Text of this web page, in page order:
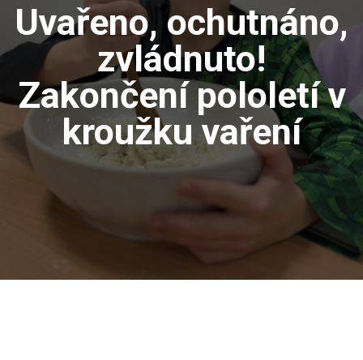
Uvařeno, ochutnáno,
zvládnuto!
Zakončení pololetí v
kroužku vaření